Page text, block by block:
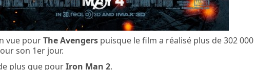
vue pourThe Avengers puisque le film a réalisé plus de 302 000
son 1er jour.
plus que pourIron Man 2.